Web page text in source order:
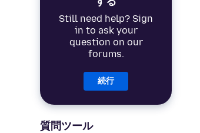
Still need help? Sign
in to ask your
question on our
forums.
続行
質問ツール